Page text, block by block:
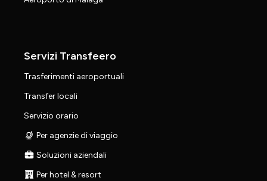
Servizi Transfeero
Trasferimenti aeroportuali
Transfer locali
Servizio orario
Per agenzie di viaggio
Soluzioni aziendali
Per hotel & resort